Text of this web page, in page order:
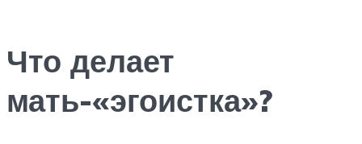
Что делает
мать-«эгоистка»?